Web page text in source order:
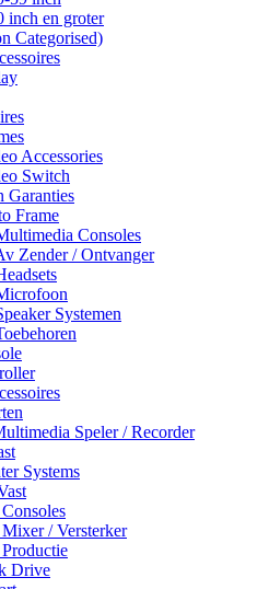
en groter
Categorised)
Accessories
Switch
Garanties
Frame
Consoles
Zender / Ontvanger
Systemen
Speler / Recorder
Systems
/ Versterker
Drive